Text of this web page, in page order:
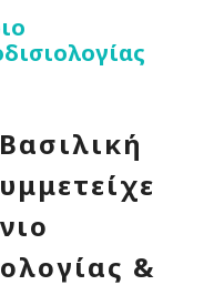
&